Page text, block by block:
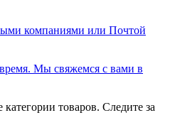
компаниями или Почтой
Мы свяжемся с вами в
товаров. Следите за